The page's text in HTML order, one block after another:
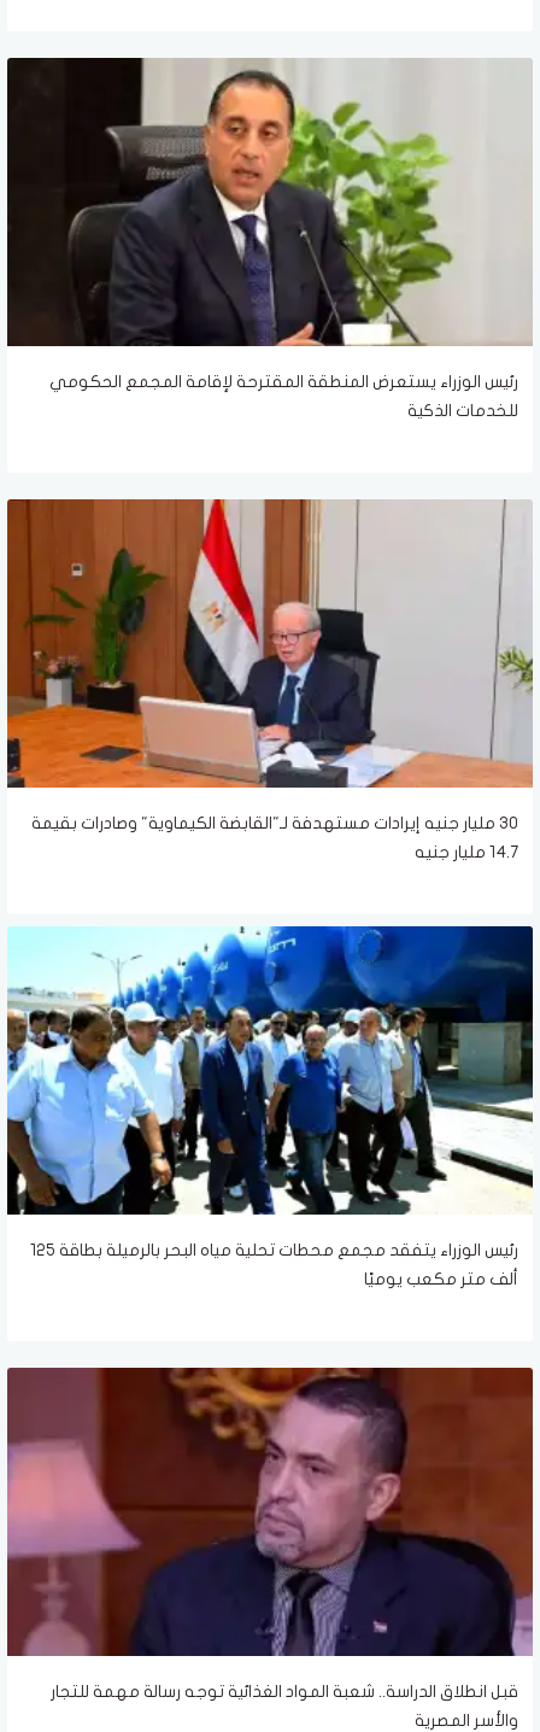
رئيس الوزراء يستعرض المنطقة المقترحة لإقامة المجمع الحكومي
للخدمات الذكية
30 مليار جنيه إيرادات مستهدفة لـ"القابضة الكيماوية" وصادرات بقيمة
14.7 مليار جنيه
رئيس الوزراء يتفقد مجمع محطات تحلية مياه البحر بالرميلة بطاقة 125
ألف متر مكعب يوميًا
قبل انطلاق الدراسة.. شعبة المواد الغذائية توجه رسالة مهمة للتجار
والأسر المصرية